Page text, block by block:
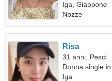
Iga, Giappone
Nozze
Risa
31 anni, Pesci
Donna single
Iga